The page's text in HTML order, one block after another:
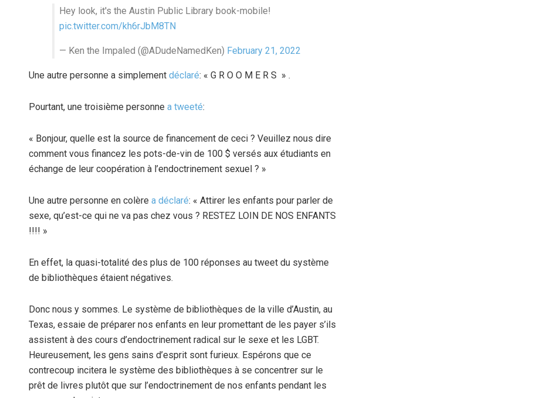
Hey look, it's the Austin Public Library book-mobile!
pic.twitter.com/kh6rJbM8TN
— Ken the Impaled (@ADudeNamedKen) February 21, 2022
Une autre personne a simplement déclaré: « G R O O M E R S » .
Pourtant, une troisième personne a tweeté:
« Bonjour, quelle est la source de financement de ceci ? Veuillez nous dire
comment vous financez les pots-de-vin de 100 $ versés aux étudiants en
échange de leur coopération à l’endoctrinement sexuel ? »
Une autre personne en colère a déclaré: « Attirer les enfants pour parler de
sexe, qu’est-ce qui ne va pas chez vous ? RESTEZ LOIN DE NOS ENFANTS
!!!! »
En effet, la quasi-totalité des plus de 100 réponses au tweet du système
de bibliothèques étaient négatives.
Donc nous y sommes. Le système de bibliothèques de la ville d’Austin, au
Texas, essaie de préparer nos enfants en leur promettant de les payer s’ils
assistent à des cours d’endoctrinement radical sur le sexe et les LGBT.
Heureusement, les gens sains d’esprit sont furieux. Espérons que ce
contrecoup incitera le système des bibliothèques à se concentrer sur le
prêt de livres plutôt que sur l’endoctrinement de nos enfants pendant les